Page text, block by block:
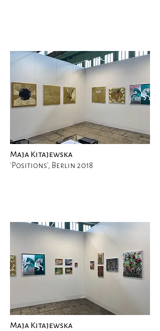
Maja Kitajewska
'Positions', Berlin 2018
Maja Kitajewska